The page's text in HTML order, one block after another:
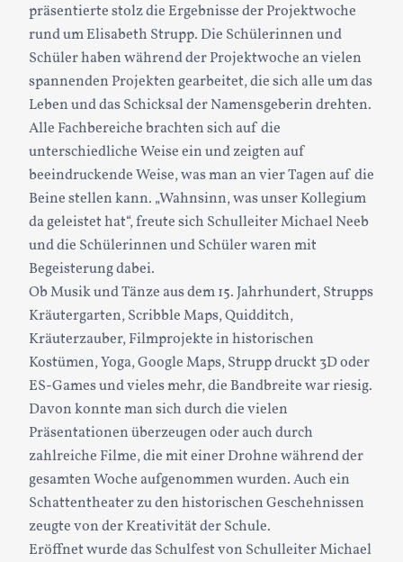
präsentierte stolz die Ergebnisse der Projektwoche
rund um Elisabeth Strupp. Die Schülerinnen und
Schüler haben während der Projektwoche an vielen
spannenden Projekten gearbeitet, die sich alle um das
Leben und das Schicksal der Namensgeberin drehten.
Alle Fachbereiche brachten sich auf die
unterschiedliche Weise ein und zeigten auf
beeindruckende Weise, was man an vier Tagen auf die
Beine stellen kann. „Wahnsinn, was unser Kollegium
da geleistet hat“, freute sich Schulleiter Michael Neeb
und die Schülerinnen und Schüler waren mit
Begeisterung dabei.
Ob Musik und Tänze aus dem 15. Jahrhundert, Strupps
Kräutergarten, Scribble Maps, Quidditch,
Kräuterzauber, Filmprojekte in historischen
Kostümen, Yoga, Google Maps, Strupp druckt 3D oder
ES-Games und vieles mehr, die Bandbreite war riesig.
Davon konnte man sich durch die vielen
Präsentationen überzeugen oder auch durch
zahlreiche Filme, die mit einer Drohne während der
gesamten Woche aufgenommen wurden. Auch ein
Schattentheater zu den historischen Geschehnissen
zeugte von der Kreativität der Schule.
Eröffnet wurde das Schulfest von Schulleiter Michael